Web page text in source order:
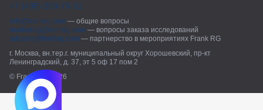
+7 (495) 280-70-51
общие вопросы
—
info@frankrg.com
вопросы заказа исследований
—
marketing@frankrg.com
партнерство в мероприятиях Frank RG
—
adsales@frankrg.com
г. Москва, вн.тер.г. муниципальный округ Хорошевский, пр-кт
Ленинградский, д. 37, эт 5 оф 17 пом 2
© Frank RG, 2026